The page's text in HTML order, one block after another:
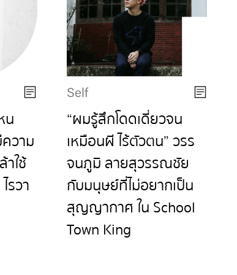
น
วาม
าใช้
รวา
Self
“ผมรู้สึกโดดเดี่ยวจน
เหมือนผี ไร้ตัวตน” วรร
จนภูมิ ลายสุวรรณชัย
กับมนุษย์ที่ไม่อยากเป็น
สุญญากาศ ใน School
Town King